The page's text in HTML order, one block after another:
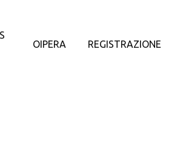
OIPERA
REGISTRAZIONE